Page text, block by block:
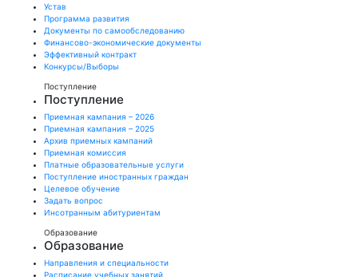
Устав
Программа развития
Документы по самообследованию
Финансово-экономические документы
Эффективный контракт
Конкурсы/Выборы
Поступление
Поступление
Приемная кампания – 2026
Приемная кампания – 2025
Архив приемных кампаний
Приемная комиссия
Платные образовательные услуги
Поступление иностранных граждан
Целевое обучение
Задать вопрос
Инсотранным абитуриентам
Образование
Образование
Направления и специальности
Расписание учебных занятий